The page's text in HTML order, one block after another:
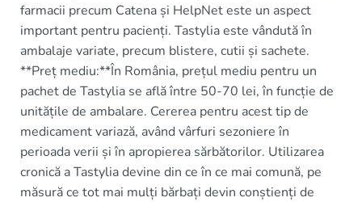
farmacii precum Catena și HelpNet este un aspect
important pentru pacienți. Tastylia este vândută în
ambalaje variate, precum blistere, cutii și sachete.
**Preț mediu:**În România, prețul mediu pentru un
pachet de Tastylia se află între 50-70 lei, în funcție de
unitățile de ambalare. Cererea pentru acest tip de
medicament variază, având vârfuri sezoniere în
perioada verii și în apropierea sărbătorilor. Utilizarea
cronică a Tastylia devine din ce în ce mai comună, pe
măsură ce tot mai mulți bărbați devin conștienți de